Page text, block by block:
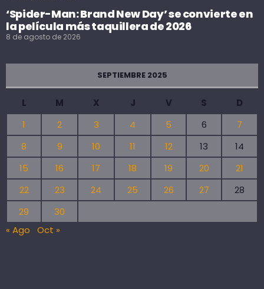
‘Spider-Man: Brand New Day’ se convierte en
la película más taquillera de 2026
8 de agosto de 2026
SEPTIEMBRE 2025
L M X J V S
D
1
2 3 4 5 6
7
8
9 10 11 12 13
14
15
16 17 18 19 20
21
22
23 24 25 26 27
28
29
30
« Ago
Oct »